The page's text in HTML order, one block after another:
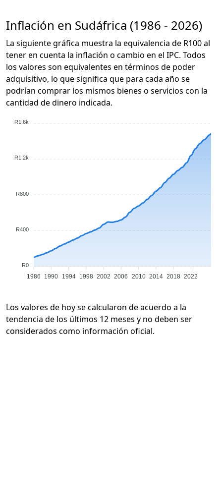
Inflación en Sudáfrica (1986 - 2026)
La siguiente gráfica muestra la equivalencia de R100 al
tener en cuenta la inflación o cambio en el IPC. Todos
los valores son equivalentes en términos de poder
adquisitivo, lo que significa que para cada año se
podrían comprar los mismos bienes o servicios con la
cantidad de dinero indicada.
R1.6k
R1.2k
R800
R400
R0
1986 1990 1994 1998 2002 2006 2010 2014 2018 2022
Los valores de hoy se calcularon de acuerdo a la
tendencia de los últimos 12 meses y no deben ser
considerados como información oficial.